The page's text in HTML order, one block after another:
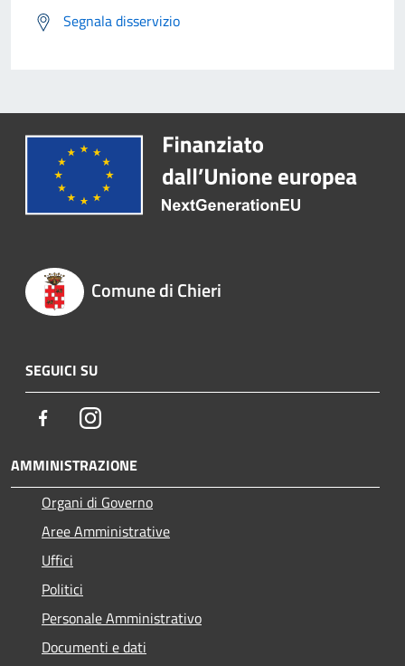
Segnala disservizio
Comune di Chieri
SEGUICI SU
FacebookInstagram
AMMINISTRAZIONE
Organi di Governo
Aree Amministrative
Uffici
Politici
Personale Amministrativo
Documenti e dati